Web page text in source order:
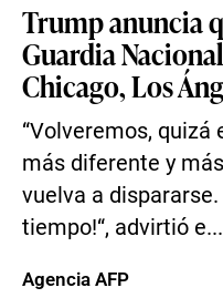
Trump anuncia
Guardia
Chicago, Los
“Volveremos,
más diferente y
vuelva a dispararse.
tiempo!“, advirtió e...
Agencia AFP